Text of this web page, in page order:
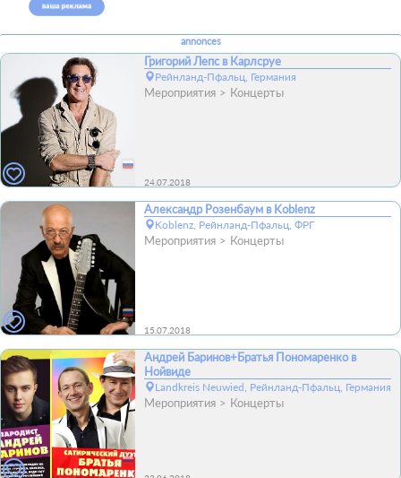
annonces
Григорий Лепс в Карлсруе
Рейнланд-Пфальц, Германия
Мероприятия Концерты
24.07.2018
Александр Розенбаум в Koblenz
Koblenz, Рейнланд-Пфальц, ФРГ
Мероприятия Концерты
15.07.2018
Андрей Баринов+Братья Пономаренко в
Нойвиде
Landkreis Neuwied, Рейнланд-Пфальц, Германия
Мероприятия Концерты